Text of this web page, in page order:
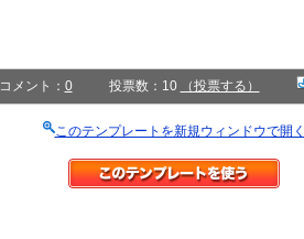
コメント： 0 投票数：10 （投票する）
このテンプレートを新規ウィンドウで開